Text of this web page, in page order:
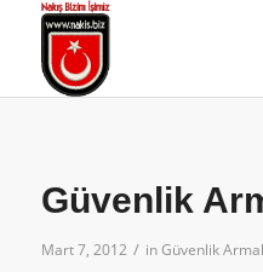
Güvenlik
Mart 7, 2012 / inGüvenlik